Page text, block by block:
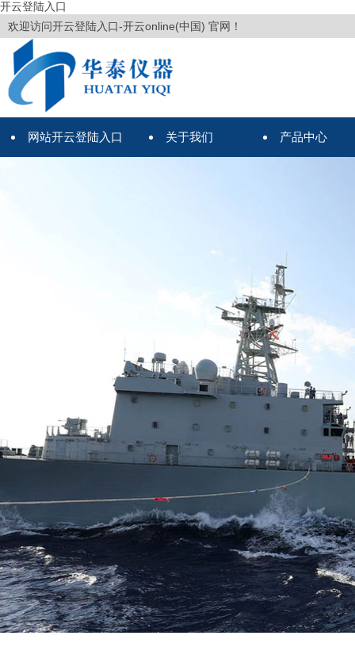
开云登陆入口
欢迎访问开云登陆入口-开云online(中国) 官网！
网站开云登陆入口 关于我们 产品中心